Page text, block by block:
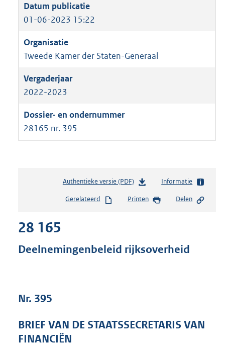
01-06-2023 15:22
Tweede Kamer der Staten-Generaal
2022-2023
28165 nr. 395
Authentieke versie (PDF)b
s
d
s
e
Informatie
Gerelateerd Printen Delen
28 165
Deelnemingenbeleid rijksoverheid
Nr. 395
BRIEF VAN DE STAATSSECRETARIS VAN
FINANCIËN